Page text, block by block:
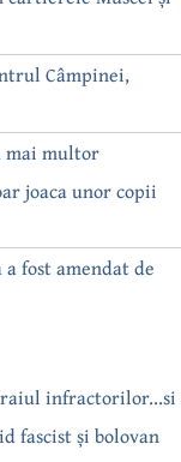
Câmpinei,
mai multor
joaca unor copii
fost amendat de
infractorilor...si
fascist și bolovan